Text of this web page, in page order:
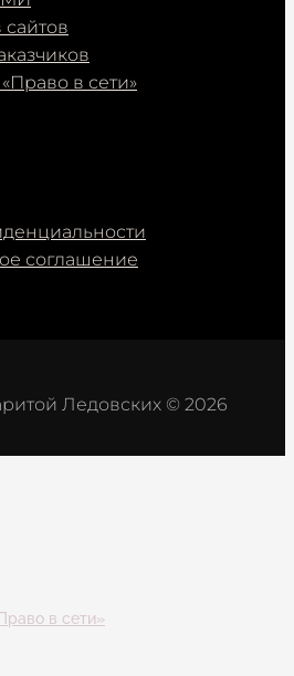
в сети»
соглашение
Ледовских © 2026
в сети»